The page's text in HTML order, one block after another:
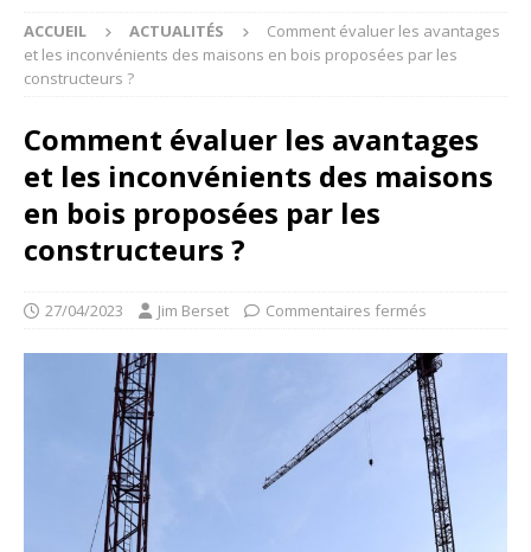
ACCUEIL ACTUALITÉS
Comment évaluer les avantages
et les inconvénients des maisons en bois proposées par les
constructeurs ?
Comment évaluer les avantages
et les inconvénients des maisons
en bois proposées par les
constructeurs ?
27/04/2023 Jim Berset Commentaires fermés